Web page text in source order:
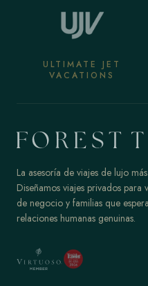
ULTIMATE JET
VACATIONS
La asesoría de viajes de lujo
Diseñamos viajes privados
de negocio y familias que
relaciones humanas genuinas.